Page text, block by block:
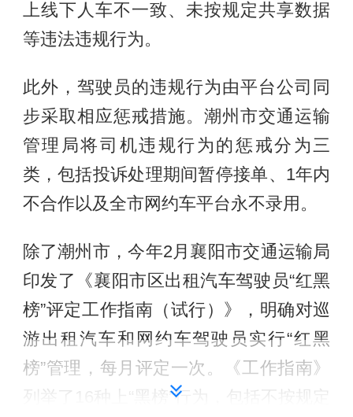
上线下人车不一致、未按规定共享数据
等违法违规行为。
此外，驾驶员的违规行为由平台公司同
步采取相应惩戒措施。潮州市交通运输
管理局将司机违规行为的惩戒分为三
类，包括投诉处理期间暂停接单、1年内
不合作以及全市网约车平台永不录用。
除了潮州市，今年2月襄阳市交通运输局
印发了《襄阳市区出租汽车驾驶员“红黑
榜”评定工作指南（试行）》，明确对巡
游出租汽车和网约车驾驶员实行“红黑
榜”管理，每月评定一次。《工作指南》
列举了16种上“黑榜”行为，包括不按规定